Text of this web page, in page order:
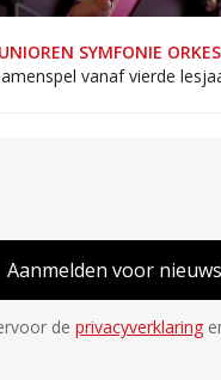
SYMFONIE
vanaf vierde
Aanmelden voor
de privacyverklaring